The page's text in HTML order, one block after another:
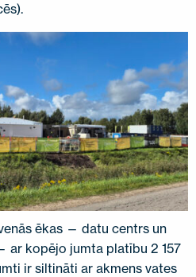
ēkas — datu centrs un
ar kopējo jumta platību 2 157
ir siltināti ar akmens vates